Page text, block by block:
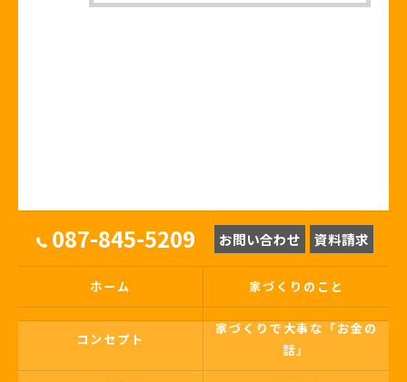
087-845-5209 お問い合わせ 資料請求
ホーム 家づくりのこと
コンセプト
家づくりで大事な「お金の
話」